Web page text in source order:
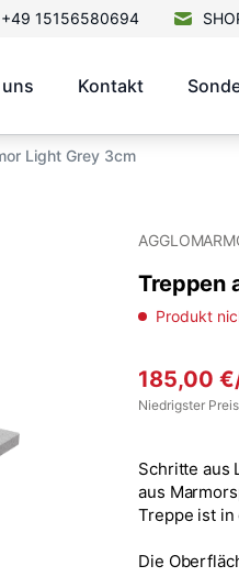
+49 15156580694
Kontakt
Light Grey 3cm
Treppen
Produkt
185,00€
Niedrigster
Schritte aus
aus
Treppe ist in
Die